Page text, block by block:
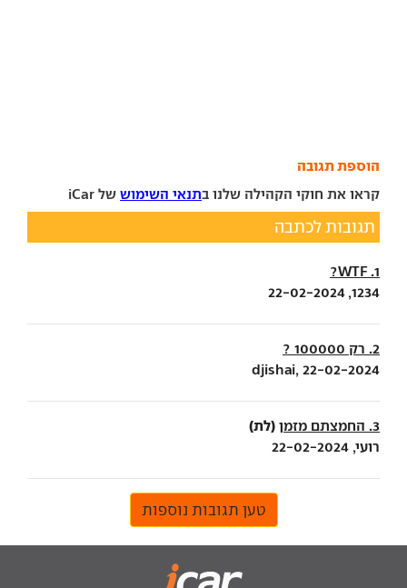
הוספת תגובה
קראו את חוקי הקהילה שלנו בתנאי השימוש של iCar
תגובות לכתבה
1. WTF?
1234, 22-02-2024
2. רק 100000 ?
djishai, 22-02-2024
3. החמצתם מזמן (לת)
רועי, 22-02-2024
טען תגובות נוספות